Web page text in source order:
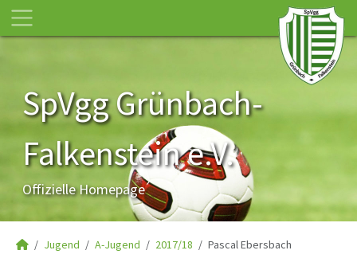
SpVgg Grünbach-
Falkenstein e.V.
Offizielle Homepage
Jugend A-Jugend 2017/18 Pascal Ebersbach